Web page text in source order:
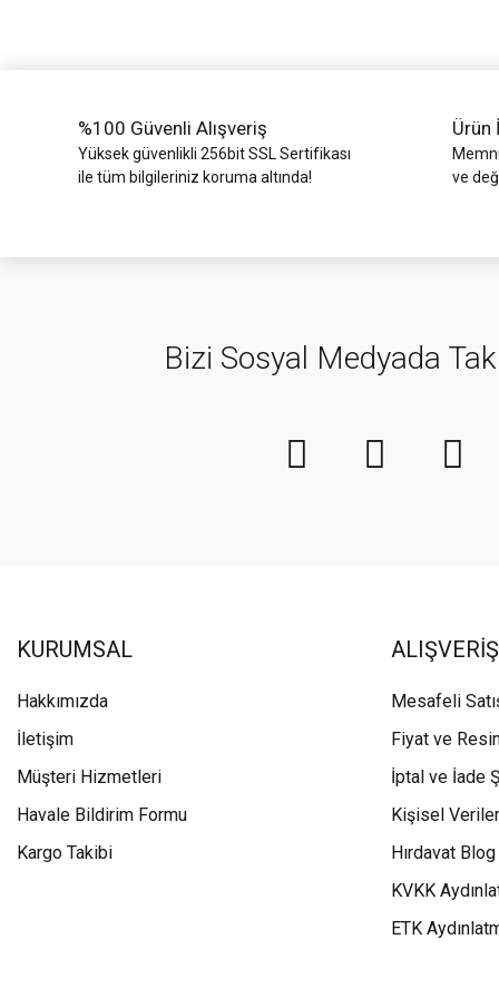
%100 Güvenli Alışveriş
Yüksek güvenlikli 256bit SSL Sertifikası
ile tüm bilgileriniz koruma altında!
Ürün
ve
Bizi Sosyal Medyada
KURUMSAL
Hakkımızda
İletişim
Müşteri Hizmetleri
Havale Bildirim Formu
Kargo Takibi
ALIŞVERİŞ
Mesafeli
Fiyat ve
İptal ve İade
Kişisel
Hırdavat Blog
KVKK
ETK